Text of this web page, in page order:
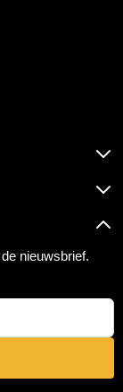
nieuwsbrief.